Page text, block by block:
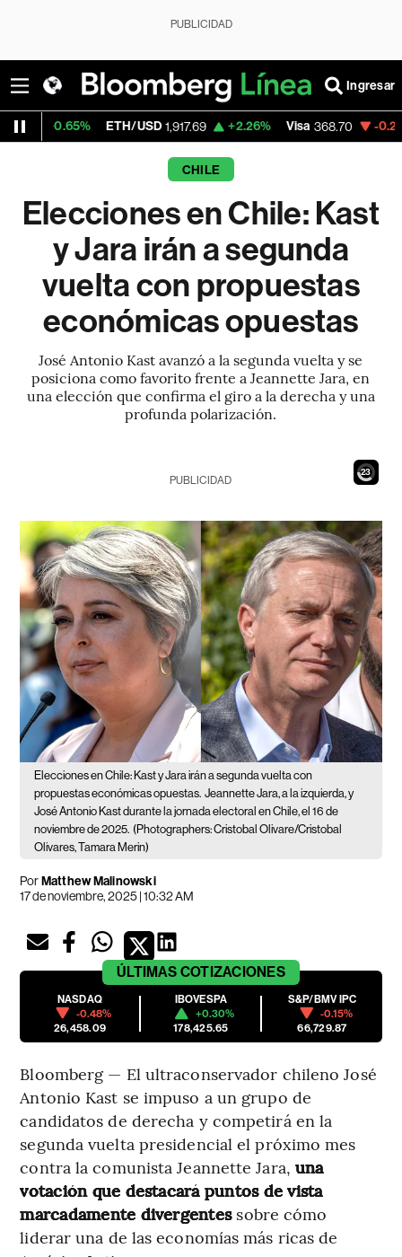
PUBLICIDAD
Ingresar
ETH/USD 1,917.69 +2.26% Visa 368.70 -0.24%
CHILE
Elecciones en Chile: Kast
y Jara irán a segunda
vuelta con propuestas
económicas opuestas
José Antonio Kast avanzó a la segunda vuelta y se
posiciona como favorito frente a Jeannette Jara, en
una elección que confirma el giro a la derecha y una
profunda polarización.
21
PUBLICIDAD
Elecciones en Chile: Kast y Jara irán a segunda vuelta con
propuestas económicas opuestas. Jeannette Jara, a la izquierda, y
José Antonio Kast durante la jornada electoral en Chile, el 16 de
noviembre de 2025. (Photographers: Cristobal Olivare/Cristobal
Olivares, Tamara Merin)
PorMatthew Malinowski
17 de noviembre, 2025 | 10:32 AM
ÚLTIMAS COTIZACIONES
NASDAQ
-0.48%
26,458.09
IBOVESPA
+0.30%
178,425.65
S&P/BMV IPC
-0.15%
66,729.87
Bloomberg — El ultraconservador chileno José
Antonio Kast se impuso a un grupo de
candidatos de derecha y competirá en la
segunda vuelta presidencial el próximo mes
contra la comunista Jeannette Jara, una
votación que destacará puntos de vista
marcadamente divergentes sobre cómo
liderar una de las economías más ricas de